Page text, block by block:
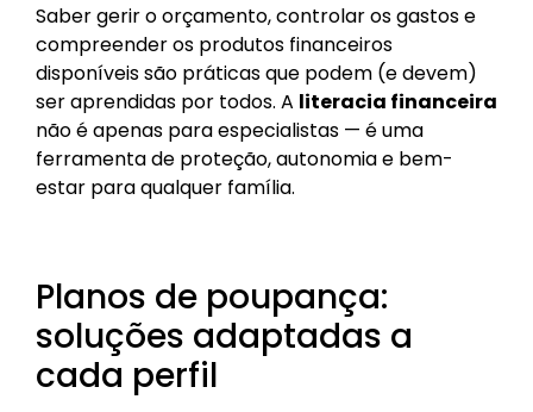
Saber gerir o orçamento, controlar os gastos e
compreender os produtos financeiros
disponíveis são práticas que podem (e devem)
ser aprendidas por todos. A literacia financeira
não é apenas para especialistas — é uma
ferramenta de proteção, autonomia e bem-
estar para qualquer família.
Planos de poupança:
soluções adaptadas a
cada perfil